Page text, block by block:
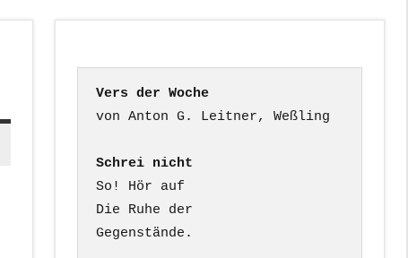
Vers der Woche
Schrei nicht
So! Hör auf
Die Ruhe der
Gegenstände.